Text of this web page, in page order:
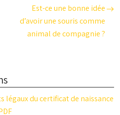
Est-ce une bonne idée
d’avoir une souris comme
animal de compagnie ?
légaux du certificat de naissance